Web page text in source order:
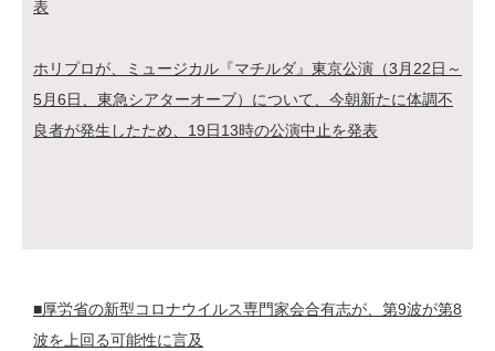
表
ホリプロが、ミュージカル『マチルダ』東京公演（3月22日～
5月6日、東急シアターオーブ）について、今朝新たに体調不
良者が発生したため、19日13時の公演中止を発表
■厚労省の新型コロナウイルス専門家会合有志が、第9波が第8
波を上回る可能性に言及